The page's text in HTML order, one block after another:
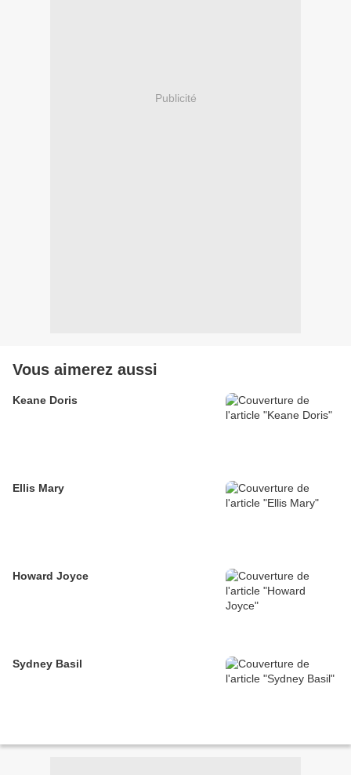
Publicité
Vous aimerez aussi
Keane Doris
Ellis Mary
Howard Joyce
Sydney Basil